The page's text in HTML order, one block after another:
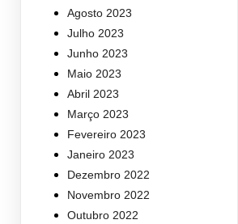
Agosto 2023
Julho 2023
Junho 2023
Maio 2023
Abril 2023
Março 2023
Fevereiro 2023
Janeiro 2023
Dezembro 2022
Novembro 2022
Outubro 2022